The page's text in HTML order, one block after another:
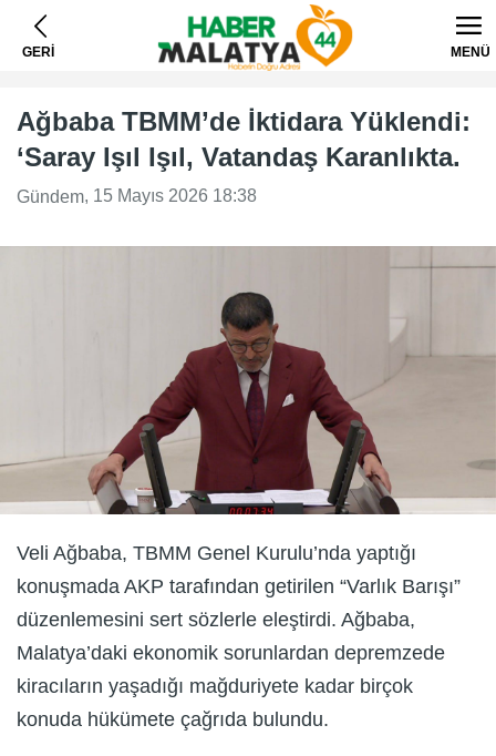
GERİ MENÜ
Ağbaba TBMM’de İktidara Yüklendi:
‘Saray Işıl Işıl, Vatandaş Karanlıkta.
Gündem, 15 Mayıs 2026 18:38
Veli Ağbaba, TBMM Genel Kurulu’nda yaptığı
konuşmada AKP tarafından getirilen “Varlık Barışı”
düzenlemesini sert sözlerle eleştirdi. Ağbaba,
Malatya’daki ekonomik sorunlardan depremzede
kiracıların yaşadığı mağduriyete kadar birçok
konuda hükümete çağrıda bulundu.